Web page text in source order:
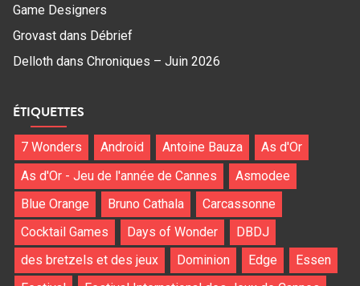
Game Designers
Grovast dans Débrief
Delloth dans Chroniques – Juin 2026
ÉTIQUETTES
7 Wonders Android Antoine Bauza
As d'Or
As d'Or - Jeu de l'année de Cannes
Asmodee
Blue Orange
Bruno Cathala
Carcassonne
Cocktail Games
Days of Wonder
DBDJ
des bretzels et des jeux
Dominion Edge
Essen